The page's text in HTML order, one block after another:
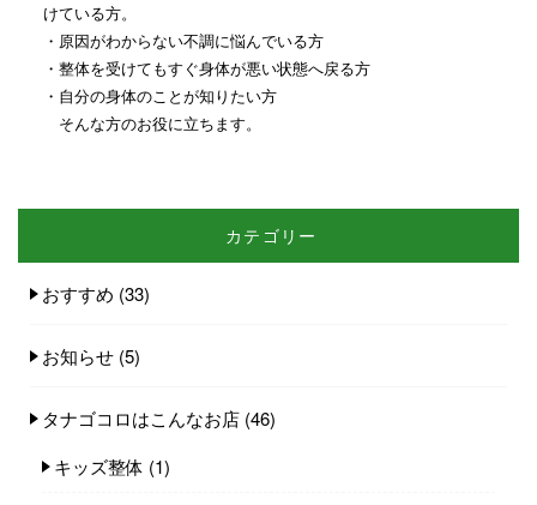
けている方。
・原因がわからない不調に悩んでいる方
・整体を受けてもすぐ身体が悪い状態へ戻る方
・自分の身体のことが知りたい方
そんな方のお役に立ちます。
カテゴリー
おすすめ (33)
お知らせ (5)
タナゴコロはこんなお店 (46)
キッズ整体 (1)